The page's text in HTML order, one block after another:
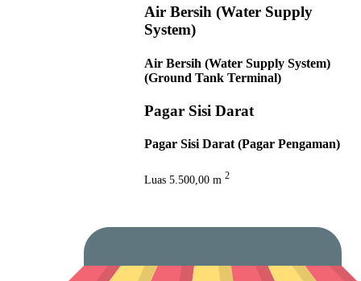
Air Bersih (Water Supply
System)
Air Bersih (Water Supply System)
(Ground Tank Terminal)
Pagar Sisi Darat
Pagar Sisi Darat (Pagar Pengaman)
Luas 5.500,00 m2